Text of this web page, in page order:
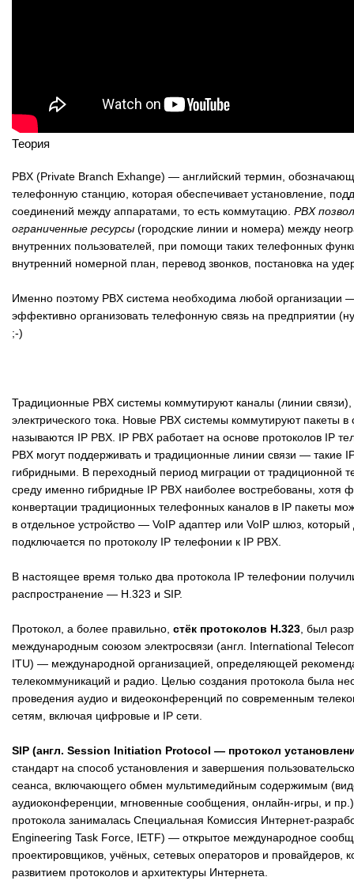
Теория
PBX (Private Branch Exhange) — английский термин,
телефонную станцию, которая обеспечивает установление,
соединений между аппаратами, то есть коммутацию. PBX
ограниченные ресурсы (городские линии и номера) между
внутренних пользователей, при помощи таких телефонных
внутренний номерной план, перевод звонков, постановка на
Именно поэтому PBX система необходима любой организации
эффективно организовать телефонную связь на предприятии
;-)
Традиционные PBX системы коммутируют каналы (линии
электрического тока. Новые PBX системы коммутируют пакеты в
называются IP PBX. IP PBX работает на основе протоколов IP
PBX могут поддерживать и традиционные линии связи — такие
гибридными. В переходный период миграции от традиционной
среду именно гибридные IP PBX наиболее востребованы, хотя
конвертации традиционных телефонных каналов в IP пакеты
в отдельное устройство — VoIP адаптер или VoIP шлюз, который
подключается по протоколу IP телефонии к IP PBX.
В настоящее время только два протокола IP телефонии
распространение — H.323 и SIP.
Протокол, а более правильно, стёк протоколов H.323 , был
международным союзом электросвязи (англ. International
ITU) — международной организацией, определяющей
телекоммуникаций и радио. Целью создания протокола была
проведения аудио и видеоконференций по современным
сетям, включая цифровые и IP сети.
SIP (англ. Session Initiation Protocol — протокол
стандарт на способ установления и завершения
сеанса, включающего обмен мультимедийным содержимым
аудиоконференции, мгновенные сообщения, онлайн-игры, и
протокола занималась Специальная Комиссия Интернет-
Engineering Task Force, IETF) — открытое международное
проектировщиков, учёных, сетевых операторов и провайдеров,
развитием протоколов и архитектуры Интернета.